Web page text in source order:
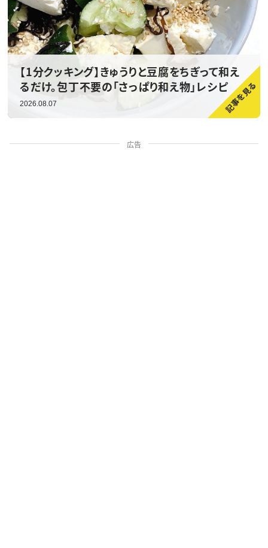
【1分クッキング】きゅうりと豆腐をちぎって和え
るだけ。包丁不要の「さっぱり和え物」レシピ
2026.08.07
広告